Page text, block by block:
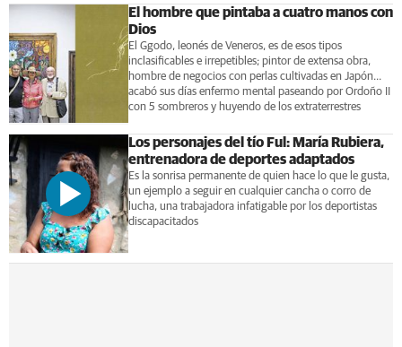
El hombre que pintaba a cuatro manos con
Dios
El Ggodo, leonés de Veneros, es de esos tipos
inclasificables e irrepetibles; pintor de extensa obra,
hombre de negocios con perlas cultivadas en Japón...
acabó sus días enfermo mental paseando por Ordoño II
con 5 sombreros y huyendo de los extraterrestres
Los personajes del tío Ful: María Rubiera,
entrenadora de deportes adaptados
Es la sonrisa permanente de quien hace lo que le gusta,
un ejemplo a seguir en cualquier cancha o corro de
lucha, una trabajadora infatigable por los deportistas
discapacitados